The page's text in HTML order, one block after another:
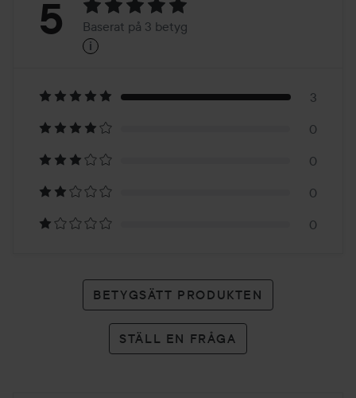
Betyg:
Baserat
på
3
betyg
5 Baserat på 3 betyg
i
3
0
0
0
0
BETYGSÄTT PRODUKTEN
STÄLL EN FRÅGA